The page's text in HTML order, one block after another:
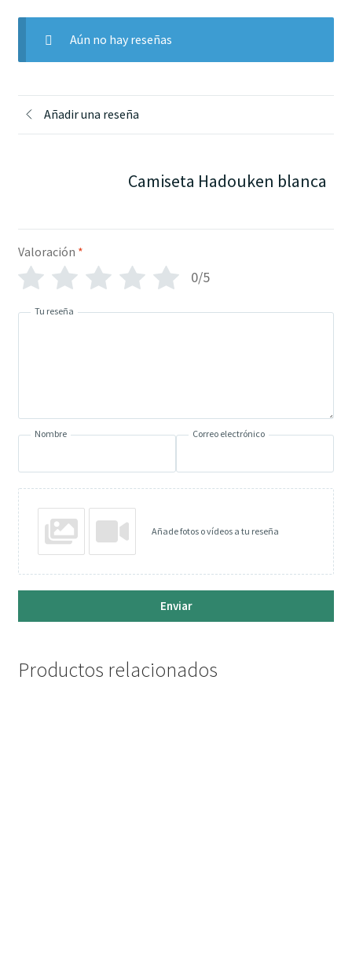
Aún no hay reseñas
Añadir una reseña
Camiseta Hadouken blanca
Valoración *
0/5
Tu reseña
Nombre Correo electrónico
Añade fotos o vídeos a tu reseña
Enviar
Productos relacionados